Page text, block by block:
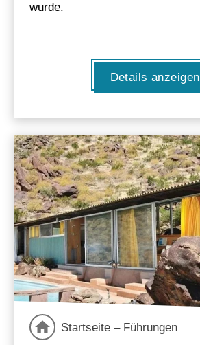
wurde.
Details anzeigen
Startseite – Führungen